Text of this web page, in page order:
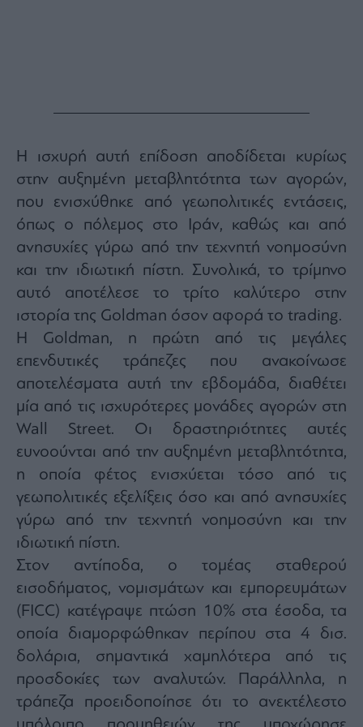
Εγγραφείτε
Newsletter
του
mononews.gr
By
submitting
your
you
to
our
Terms
and
Privacy
Notice.
can
opt
out
at
time.
site
is
protected
by
reCAPTCHA
and
Google
Privacy
Policy
and
of
apply.
Η ισχυρή αυτή επίδοση αποδίδεται κυρίως
στην αυξημένη μεταβλητότητα των αγορών,
που ενισχύθηκε από γεωπολιτικές εντάσεις,
όπως ο πόλεμος στο Ιράν, καθώς και από
ανησυχίες γύρω από την τεχνητή νοημοσύνη
και την ιδιωτική πίστη. Συνολικά, το τρίμηνο
αυτό αποτέλεσε το τρίτο καλύτερο στην
ιστορία της Goldman όσον αφορά το trading.
Η Goldman, η πρώτη από τις μεγάλες
επενδυτικές τράπεζες που ανακοίνωσε
αποτελέσματα αυτή την εβδομάδα, διαθέτει
μία από τις ισχυρότερες μονάδες αγορών στη
Wall Street. Οι δραστηριότητες αυτές
ευνοούνται από την αυξημένη μεταβλητότητα,
η οποία φέτος ενισχύεται τόσο από τις
γεωπολιτικές εξελίξεις όσο και από ανησυχίες
γύρω από την τεχνητή νοημοσύνη και την
ιδιωτική πίστη.
Στον αντίποδα, ο τομέας σταθερού
εισοδήματος, νομισμάτων και εμπορευμάτων
(FICC) κατέγραψε πτώση 10% στα έσοδα, τα
οποία διαμορφώθηκαν περίπου στα 4 δισ.
δολάρια, σημαντικά χαμηλότερα από τις
προσδοκίες των αναλυτών. Παράλληλα, η
τράπεζα προειδοποίησε ότι το ανεκτέλεστο